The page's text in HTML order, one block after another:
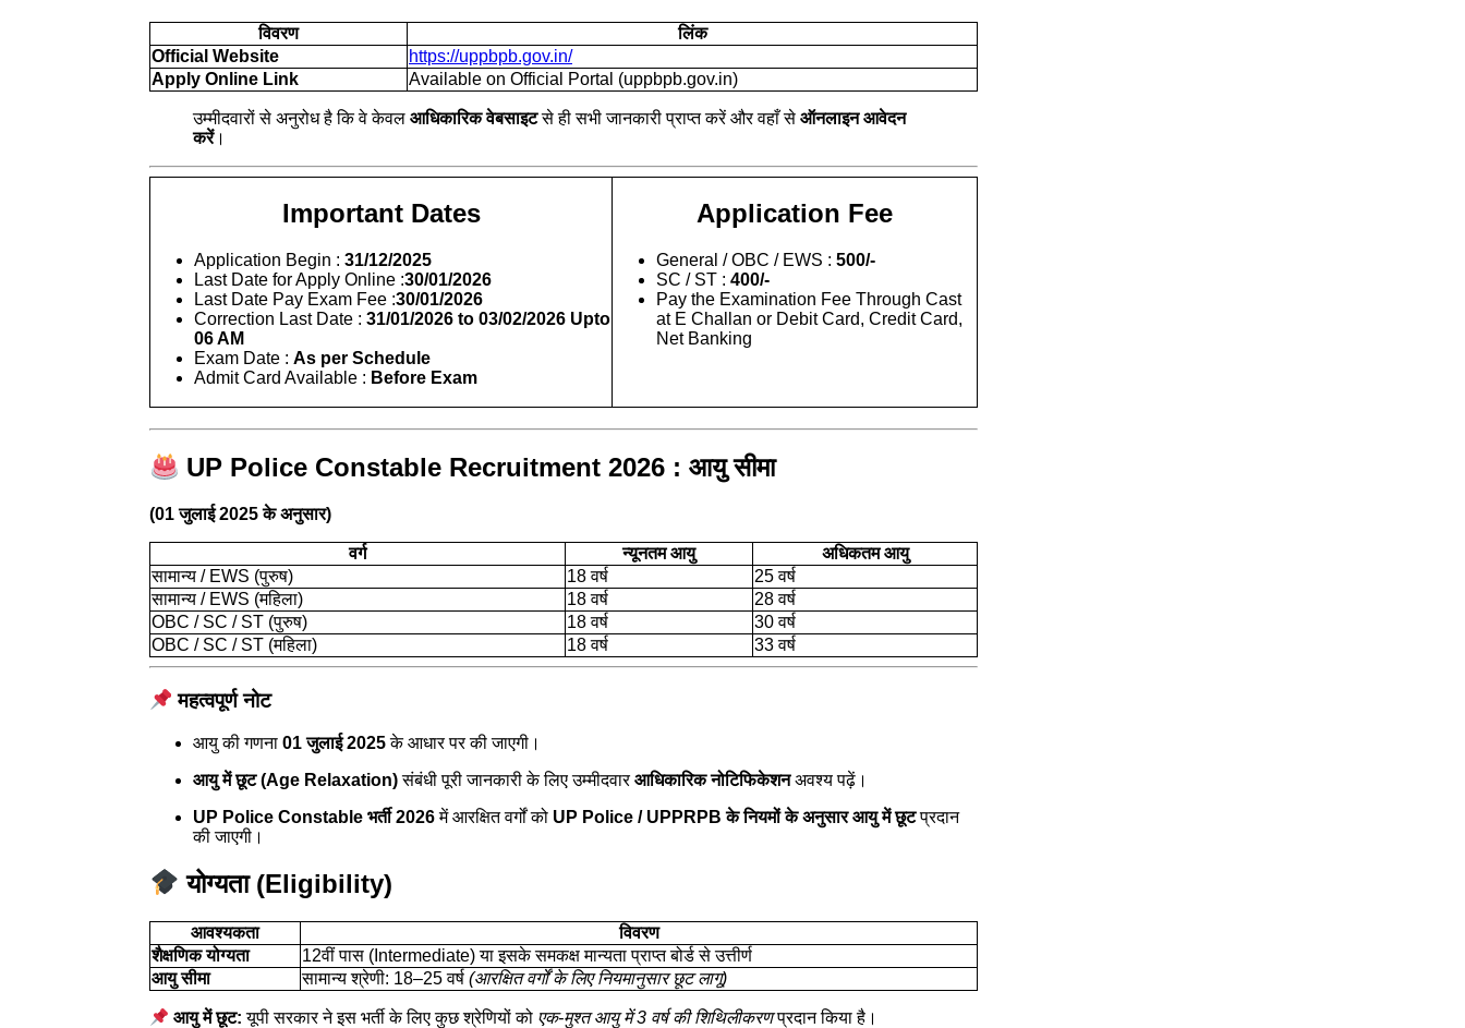
विवरण
लिंक
Official Website
https://uppbpb.gov.in/
Apply Online Link
Available on Official Portal (uppbpb.gov.in)
उम्मीदवारों से अनुरोध है कि वे केवल आधिकारिक वेबसाइटसे ही सभी जानकारी प्राप्त करें और वहाँ से ऑनलाइन आवेदन
करें।
Important Dates
Application Begin : 31/12/2025
Last Date for Apply Online :30/01/2026
Last Date Pay Exam Fee :30/01/2026
Correction Last Date : 31/01/2026 to 03/02/2026 Upto
06 AM
Exam Date : As per Schedule
Admit Card Available : Before Exam
Application Fee
General / OBC / EWS : 500/-
SC / ST : 400/-
Pay the Examination Fee Through Cast
at E Challan or Debit Card, Credit Card,
Net Banking
UP Police Constable Recruitment 2026 : आयु सीमा
(01 जुलाई 2025 के अनुसार)
वर्ग न्यूनतम आयु
अधिकतम आयु
सामान्य / EWS (पुरुष)
18 वर्ष
25 वर्ष
सामान्य / EWS (महिला)
18 वर्ष
28 वर्ष
OBC / SC / ST (पुरुष)
18 वर्ष
30 वर्ष
OBC / SC / ST (महिला)
18 वर्ष 33 वर्ष
महत्वपूर्ण नोट
आयु की गणना 01 जुलाई 2025के आधार पर की जाएगी।
आयु में छूट (Age Relaxation)संबंधी पूरी जानकारी के लिए उम्मीदवारआधिकारिक नोटिफिकेशनअवश्य पढ़ें।
UP Police Constable भर्ती 2026में आरक्षित वर्गों को UP Police / UPPRPB के नियमों के अनुसार आयु में छूटप्रदान
की जाएगी।
योग्यता (Eligibility)
आवश्यकता
विवरण
शैक्षणिक योग्यता
12वीं पास (Intermediate) या इसके समकक्ष मान्यता प्राप्त बोर्ड से उत्तीर्ण
आयु सीमा
सामान्य श्रेणी: 18–25 वर्ष (आरक्षित वर्गों के लिए नियमानुसार छूट लागू)
आयु में छूट: यूपी सरकार ने इस भर्ती के लिए कुछ श्रेणियों को एक-मुश्त आयु में 3 वर्ष की शिथिलीकरणप्रदान किया है।